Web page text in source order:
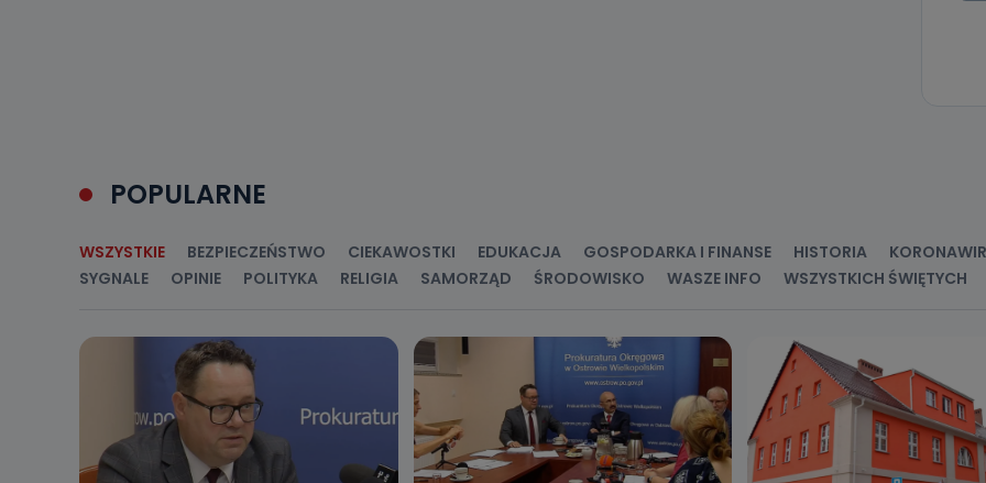
Można to zrobić pod numerem telefonu 62 735-51-05 lub e-mailowo pod adresem:
POPULARNE
WSZYSTKIE BEZPIECZEŃSTWO CIEKAWOSTKI EDUKACJA GOSPODARKA I FINANSE HISTORIA
SYGNALE
OPINIE POLITYKA RELIGIA SAMORZĄD ŚRODOWISKO WASZE INFO WSZYSTKICH ŚWIĘTYCH